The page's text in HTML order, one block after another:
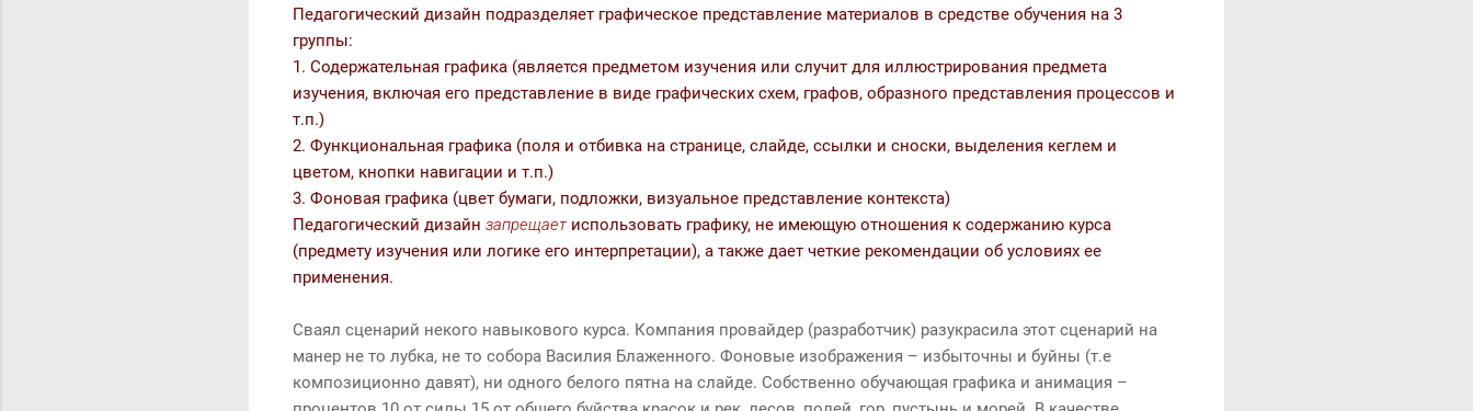
Педагогический дизайн подразделяет графическое представление материалов в средстве обучения на 3
группы:
1. Содержательная графика (является предметом изучения или случит для иллюстрирования предмета
изучения, включая его представление в виде графических схем, графов, образного представления процессов и
т.п.)
2. Функциональная графика (поля и отбивка на странице, слайде, ссылки и сноски, выделения кеглем и
цветом, кнопки навигации и т.п.)
3. Фоновая графика (цвет бумаги, подложки, визуальное представление контекста)
Педагогический дизайн запрещаетиспользовать графику, не имеющую отношения к содержанию курса
(предмету изучения или логике его интерпретации), а также дает четкие рекомендации об условиях ее
применения.
Сваял сценарий некого навыкового курса. Компания провайдер (разработчик) разукрасила этот сценарий на
манер не то лубка, не то собора Василия Блаженного. Фоновые изображения – избыточны и буйны (т.е
композиционно давят), ни одного белого пятна на слайде. Собственно обучающая графика и анимация –